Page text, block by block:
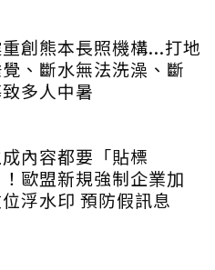
創熊本長照機構...打地
、斷水無法洗澡、斷
多人中暑
內容都要「貼標
歐盟新規強制企業加
位浮水印 預防假訊息